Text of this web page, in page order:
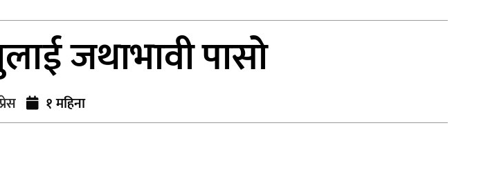
जथाभावी पासो
१ महिना